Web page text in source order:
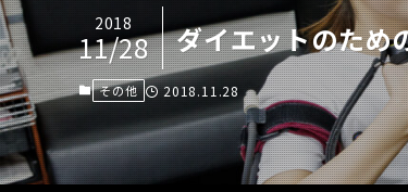
ダイエットのた
2018
11/28
その他 2018.11.28